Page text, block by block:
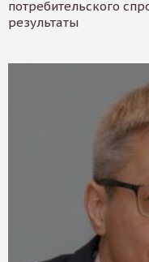
потребительского
результаты